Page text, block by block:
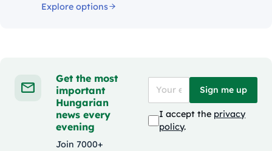
Explore options
Get the most
important
Hungarian
news every
evening
Join 7000+
Sign me up
I accept the privacy
policy.